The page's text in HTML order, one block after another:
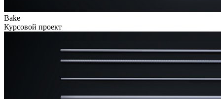
Bake
Курсовой проект